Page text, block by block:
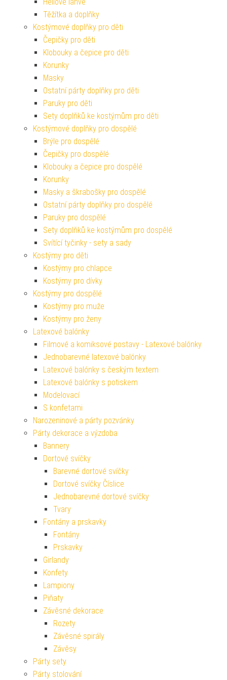
Těžítka a doplňky
Kostýmové doplňky pro děti
Čepičky pro děti
Klobouky a čepice pro děti
Korunky
Masky
Ostatní párty doplňky pro děti
Paruky pro děti
Sety doplňků ke kostýmům pro děti
Kostýmové doplňky pro dospělé
Brýle pro dospělé
Čepičky pro dospělé
Klobouky a čepice pro dospělé
Korunky
Masky a škrabošky pro dospělé
Ostatní párty doplňky pro dospělé
Paruky pro dospělé
Sety doplňků ke kostýmům pro dospělé
Svítící tyčinky - sety a sady
Kostýmy pro děti
Kostýmy pro chlapce
Kostýmy pro dívky
Kostýmy pro dospělé
Kostýmy pro muže
Kostýmy pro ženy
Latexové balónky
Filmové a komiksové postavy - Latexové balónky
Jednobarevné latexové balónky
Latexové balónky s českým textem
Latexové balónky s potiskem
Modelovací
S konfetami
Narozeninové a párty pozvánky
Párty dekorace a výzdoba
Bannery
Dortové svíčky
Barevné dortové svíčky
Dortové svíčky Číslice
Jednobarevné dortové svíčky
Tvary
Fontány a prskavky
Fontány
Prskavky
Girlandy
Konfety
Lampiony
Piňaty
Závěsné dekorace
Rozety
Závěsné spirály
Závěsy
Párty sety
Párty stolování